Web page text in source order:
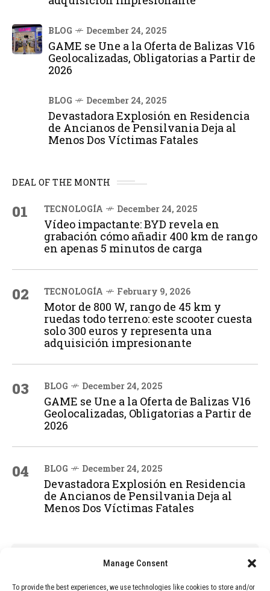
Manage Consent
To provide the best experiences, we use technologies like cookies to store and/or
BLOG December 24, 2025
GAME se Une a la Oferta de Balizas V16
Geolocalizadas, Obligatorias a Partir de
2026
BLOG December 24, 2025
Devastadora Explosión en Residencia
de Ancianos de Pensilvania Deja al
Menos Dos Víctimas Fatales
DEAL OF THE MONTH
01 TECNOLOGÍA December 24, 2025
Vídeo impactante: BYD revela en
grabación cómo añadir 400 km de rango
en apenas 5 minutos de carga
02 TECNOLOGÍA February 9, 2026
Motor de 800 W, rango de 45 km y
ruedas todo terreno: este scooter cuesta
solo 300 euros y representa una
adquisición impresionante
03 BLOG December 24, 2025
GAME se Une a la Oferta de Balizas V16
Geolocalizadas, Obligatorias a Partir de
2026
04 BLOG December 24, 2025
Devastadora Explosión en Residencia
de Ancianos de Pensilvania Deja al
Menos Dos Víctimas Fatales